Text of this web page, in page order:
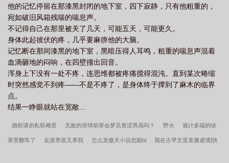
他的记忆停留在那漆黑封闭的地下室，四下寂静，只有他粗重的，
宛如破旧风箱残喘的喘息声。
不记得自己在那里被关了几天，可能五天，可能更久。
身体此起彼伏的疼，几乎要麻痹他的大脑。
记忆断在那间漆黑的地下室，黑暗压得人耳鸣，粗重的喘息声混着
血滴砸地的闷响，在四壁撞出回音。
浑身上下没有一处不疼，连思维都被疼痛搅得混沌。直到某次蜷缩
时突然感觉不到疼——不是不疼了，是身体终于撑到了麻木的临界
点。
结果一睁眼就站在宽敞...
婚前请勿私联雌君 无敌的排球前辈会梦见青涩男高吗？ 野火 诡计多端的绿
茶受翻车了 反派养崽又养我 怎么龙傲天小说也能bl 我在古早文里直播虐渣[快